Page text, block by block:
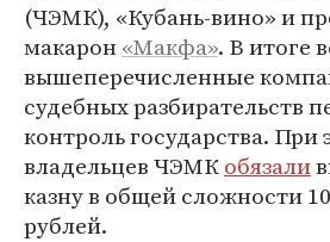
(ЧЭМК), «Кубань-вино» и
макарон«Макфа». В итоге
вышеперечисленные
судебных разбирательств
контроль государства. При
владельцев ЧЭМКобязали
казну в общей сложности
рублей.